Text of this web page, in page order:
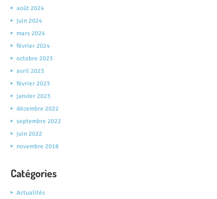
août 2024
juin 2024
mars 2024
février 2024
octobre 2023
avril 2023
février 2023
janvier 2023
décembre 2022
septembre 2022
juin 2022
novembre 2018
Catégories
Actualités